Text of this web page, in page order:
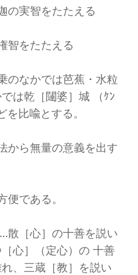
の実智をたたえる
智をたたえる
のなかでは芭蕉・水粒
は乾［闥婆］城 （ｹﾝ
を比喩とする。
から無量の意義を出す
である。
散［心］の十善を説い
心］（定心）の 十善
、三蔵［教］を説い